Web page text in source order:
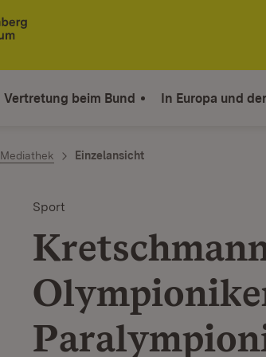
Vertretung beim Bund In Europa und
Mediathek Einzelansicht
Sport